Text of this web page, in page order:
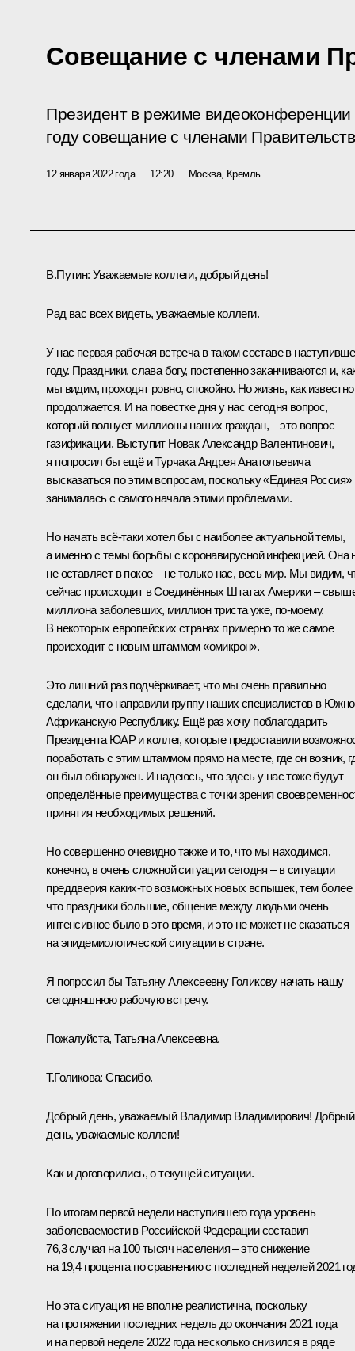
Совещание с членами
Президент в режиме
году совещание с членами
12 января 2022 года 12:20 Москва, Кремль
В.Путин: Уважаемые коллеги, добрый день!
Рад вас всех видеть, уважаемые коллеги.
У нас первая рабочая встреча в таком составе в
году. Праздники, слава богу, постепенно заканчиваются и,
мы видим, проходят ровно, спокойно. Но жизнь, как
продолжается. И на повестке дня у нас сегодня вопрос,
который волнует миллионы наших граждан, – это вопрос
газификации. Выступит Новак Александр Валентинович,
я попросил бы ещё и Турчака Андрея Анатольевича
высказаться по этим вопросам, поскольку «Единая Россия»
занималась с самого начала этими проблемами.
Но начать всё-таки хотел бы с наиболее актуальной темы,
а именно с темы борьбы с коронавирусной инфекцией. Она
не оставляет в покое – не только нас, весь мир. Мы видим,
сейчас происходит в Соединённых Штатах Америки –
миллиона заболевших, миллион триста уже, по-моему.
В некоторых европейских странах примерно то же самое
происходит с новым штаммом «омикрон».
Это лишний раз подчёркивает, что мы очень правильно
сделали, что направили группу наших специалистов в
Африканскую Республику. Ещё раз хочу поблагодарить
Президента ЮАР и коллег, которые предоставили
поработать с этим штаммом прямо на месте, где он возник,
он был обнаружен. И надеюсь, что здесь у нас тоже будут
определённые преимущества с точки зрения
принятия необходимых решений.
Но совершенно очевидно также и то, что мы находимся,
конечно, в очень сложной ситуации сегодня – в ситуации
преддверия каких-то возможных новых вспышек, тем более
что праздники большие, общение между людьми очень
интенсивное было в это время, и это не может не сказаться
на эпидемиологической ситуации в стране.
Я попросил бы Татьяну Алексеевну Голикову начать нашу
сегодняшнюю рабочую встречу.
Пожалуйста, Татьяна Алексеевна.
Т.Голикова: Спасибо.
Добрый день, уважаемый Владимир Владимирович! Добрый
день, уважаемые коллеги!
Как и договорились, о текущей ситуации.
По итогам первой недели наступившего года уровень
заболеваемости в Российской Федерации составил
76,3 случая на 100 тысяч населения – это снижение
на 19,4 процента по сравнению с последней неделей 2021
Но эта ситуация не вполне реалистична, поскольку
на протяжении последних недель до окончания 2021 года
и на первой неделе 2022 года несколько снизился в ряде